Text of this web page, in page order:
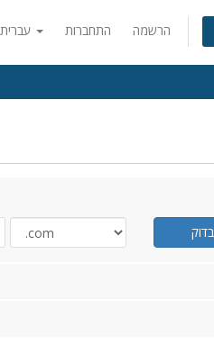
התחברות הרשמה
בדוק